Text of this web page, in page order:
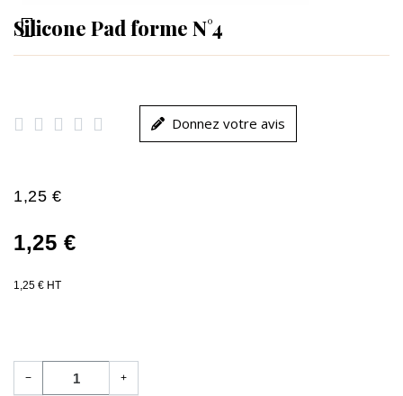
Silicone Pad forme N°4
     Donnez votre avis
1,25 €
1,25 €
1,25 € HT
− +